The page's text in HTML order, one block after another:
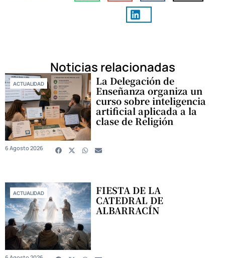
Noticias relacionadas
ACTUALIDAD La Delegación de
Enseñanza organiza un
curso sobre inteligencia
artificial aplicada a la
clase de Religión
6 Agosto 2026
ACTUALIDAD FIESTA DE LA
CATEDRAL DE
ALBARRACÍN